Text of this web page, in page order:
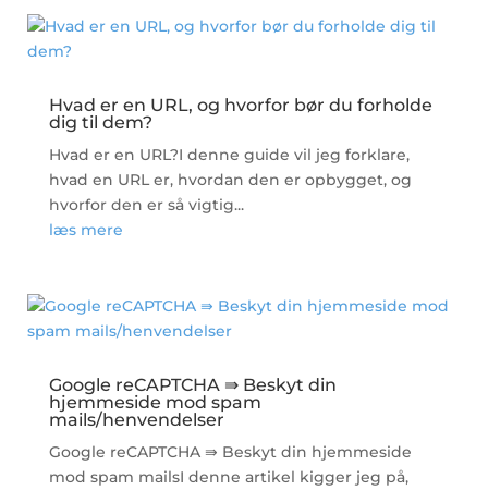
Hvad er en URL, og hvorfor bør du forholde
dig til dem?
Hvad er en URL?I denne guide vil jeg forklare,
hvad en URL er, hvordan den er opbygget, og
hvorfor den er så vigtig...
læs mere
Google reCAPTCHA ⇛ Beskyt din
hjemmeside mod spam
mails/henvendelser
Google reCAPTCHA ⇛ Beskyt din hjemmeside
mod spam mailsI denne artikel kigger jeg på,